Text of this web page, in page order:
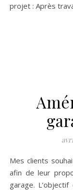
projet : Après
Mes clients souhaitaient que je parte d’une page blanche
afin de leur
garage.